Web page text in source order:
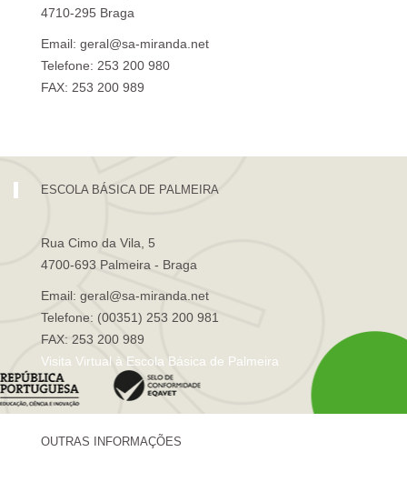
4710-295 Braga
Email: geral@sa-miranda.net
Telefone: 253 200 980
FAX: 253 200 989
ESCOLA BÁSICA DE PALMEIRA
Rua Cimo da Vila, 5
4700-693 Palmeira - Braga
Email: geral@sa-miranda.net
Telefone: (00351) 253 200 981
FAX: 253 200 989
Visita Virtual à Escola Básica de Palmeira
OUTRAS INFORMAÇÕES